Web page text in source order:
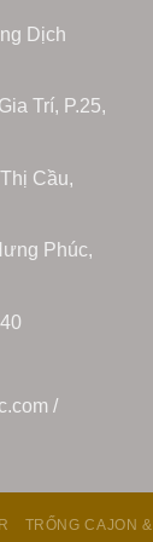
Dịch
Trí, P.25,
Cầu,
Phúc,
/
TRỐNG CAJON